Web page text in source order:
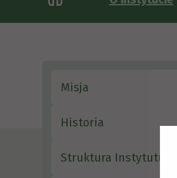
Misja
Historia
Struktura Instytutu